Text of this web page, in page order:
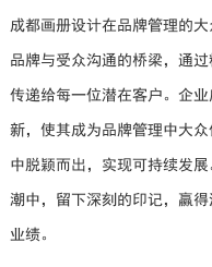
成都画册设计在品牌管理的
品牌与受众沟通的桥梁，通
传递给每一位潜在客户。企
新，使其成为品牌管理中大
中脱颖而出，实现可持续发
潮中，留下深刻的印记，赢
业绩。